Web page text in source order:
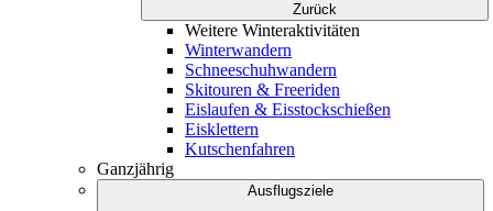
Zurück
Weitere Winteraktivitäten
Winterwandern
Schneeschuhwandern
Skitouren & Freeriden
Eislaufen & Eisstockschießen
Eisklettern
Kutschenfahren
Ganzjährig
Ausflugsziele